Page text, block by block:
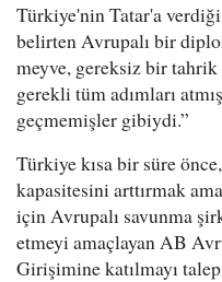
Türkiye'nin Tatar'a
belirten Avrupalı bir
meyve, gereksiz bir
gerekli tüm adımları
geçmemişler gibiydi.”
Türkiye kısa bir süre
kapasitesini arttırmak
için Avrupalı savunma
etmeyi amaçlayan AB
Girişimine katılmayı